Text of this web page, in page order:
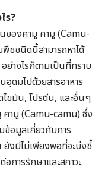
ร?
ของคามู คามู (Camu-
ชชนิดนี้สามารถหาได้
ย่างไรก็ตามเป็นที่ทราบ
ดมไปด้วยสารอาหาร
ไขมัน, โปรตีน, และอื่นๆ
ามู (Camu-camu) ซึ่ง
ข้อมูลเกี่ยวกับการ
งมีไม่เพียงพอที่จะบ่งชี้
การรักษาและสภาวะ